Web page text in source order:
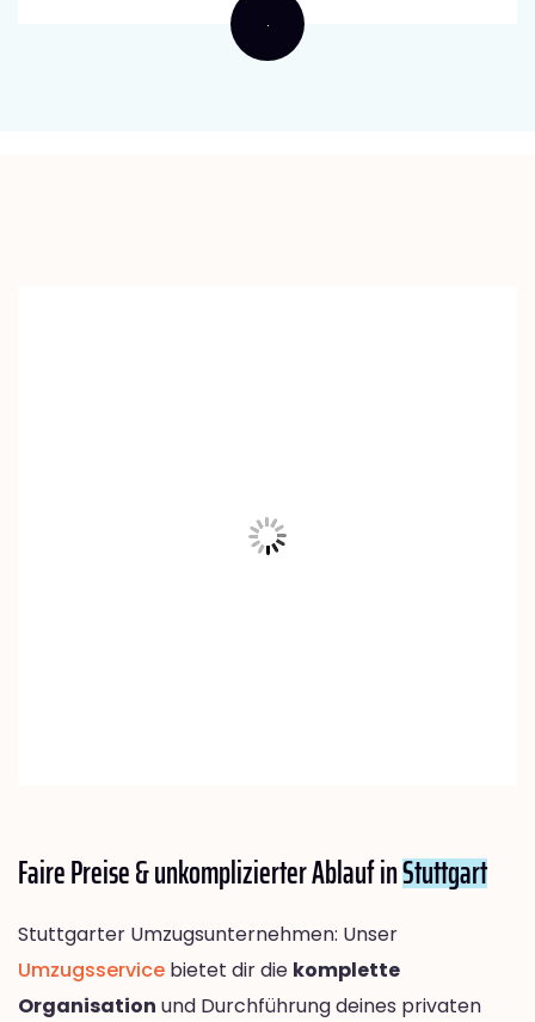
Faire Preise & unkomplizierter Ablauf inStuttgart
Stuttgarter Umzugsunternehmen: Unser
Umzugsservice bietet dir die komplette
Organisation und Durchführung deines privaten